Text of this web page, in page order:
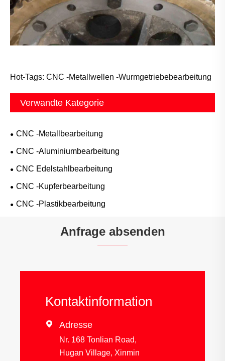
Hot-Tags: CNC -Metallwellen -Wurmgetriebebearbeitung
Verwandte Kategorie
CNC -Metallbearbeitung
CNC -Aluminiumbearbeitung
CNC Edelstahlbearbeitung
CNC -Kupferbearbeitung
CNC -Plastikbearbeitung
Anfrage absenden
Kontaktinformation
 Adresse
Nr. 168 Tonlian Road,
Hugan Village, Xinmin